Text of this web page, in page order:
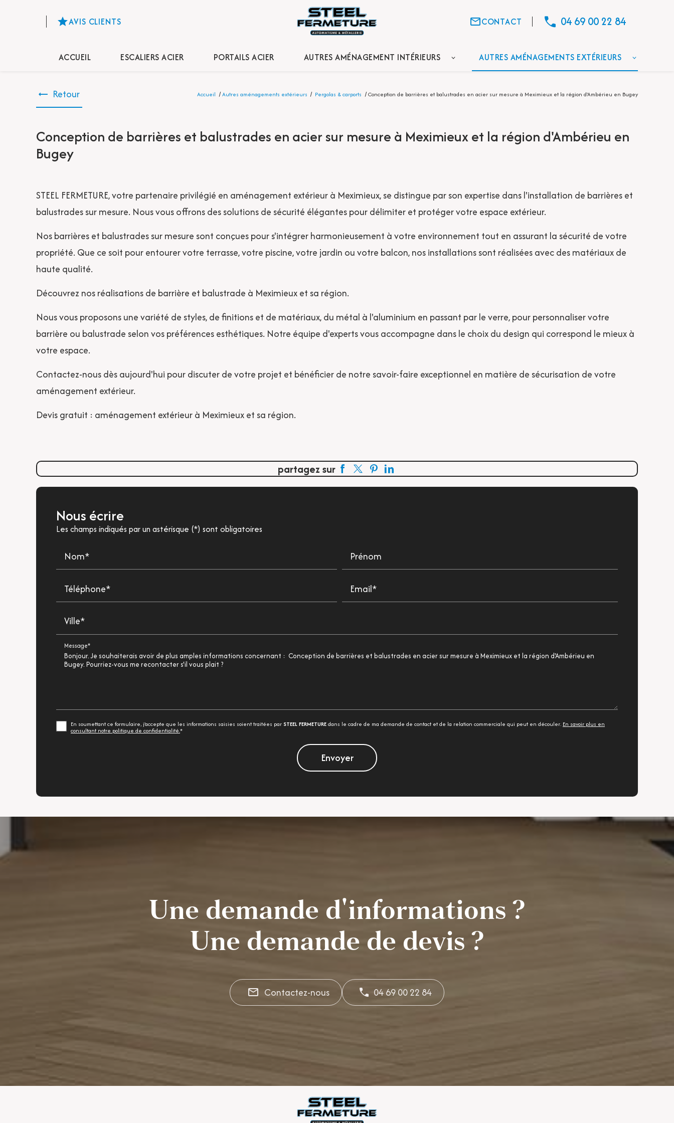
starAVIS CLIENTS mail_outlineCONTACT 04 69 00 22 84
ACCUEIL ESCALIERS ACIER PORTAILS ACIER AUTRES AMÉNAGEMENT INTÉRIEURS AUTRES AMÉNAGEMENTS EXTÉRIEURS
Accueil Autres aménagements extérieurs Pergolas & carports Conception de barrières et balustrades en acier sur mesure à Meximieux et la région d'Ambérieu en Bugey
Retour
Conception de barrières et balustrades en acier sur mesure à Meximieux et la région d'Ambérieu en
Bugey
STEEL FERMETURE, votre partenaire privilégié en aménagement extérieur à Meximieux, se distingue par son expertise dans l'installation de barrières et
balustrades sur mesure. Nous vous offrons des solutions de sécurité élégantes pour délimiter et protéger votre espace extérieur.
Nos barrières et balustrades sur mesure sont conçues pour s'intégrer harmonieusement à votre environnement tout en assurant la sécurité de votre
propriété. Que ce soit pour entourer votre terrasse, votre piscine, votre jardin ou votre balcon, nos installations sont réalisées avec des matériaux de
haute qualité.
Découvrez nos réalisations de barrière et balustrade à Meximieux et sa région.
Nous vous proposons une variété de styles, de finitions et de matériaux, du métal à l'aluminium en passant par le verre, pour personnaliser votre
barrière ou balustrade selon vos préférences esthétiques. Notre équipe d'experts vous accompagne dans le choix du design qui correspond le mieux à
votre espace.
Contactez-nous dès aujourd'hui pour discuter de votre projet et bénéficier de notre savoir-faire exceptionnel en matière de sécurisation de votre
aménagement extérieur.
Devis gratuit : aménagement extérieur à Meximieux et sa région.
partagez sur
Nous écrire
Les champs indiqués par un astérisque (*) sont obligatoires
Nom* Prénom
Téléphone* Email*
Ville*
Message*
En soumettant ce formulaire, j'accepte que les informations saisies soient traitées par STEEL FERMETUREdans le cadre de ma demande de contact et de la relation commerciale qui peut en découler. En savoir plus en
consultant notre politique de confidentialité.*
Une demande d'informations ?
Une demande de devis ?
mail_outline Contactez-nous 04 69 00 22 84